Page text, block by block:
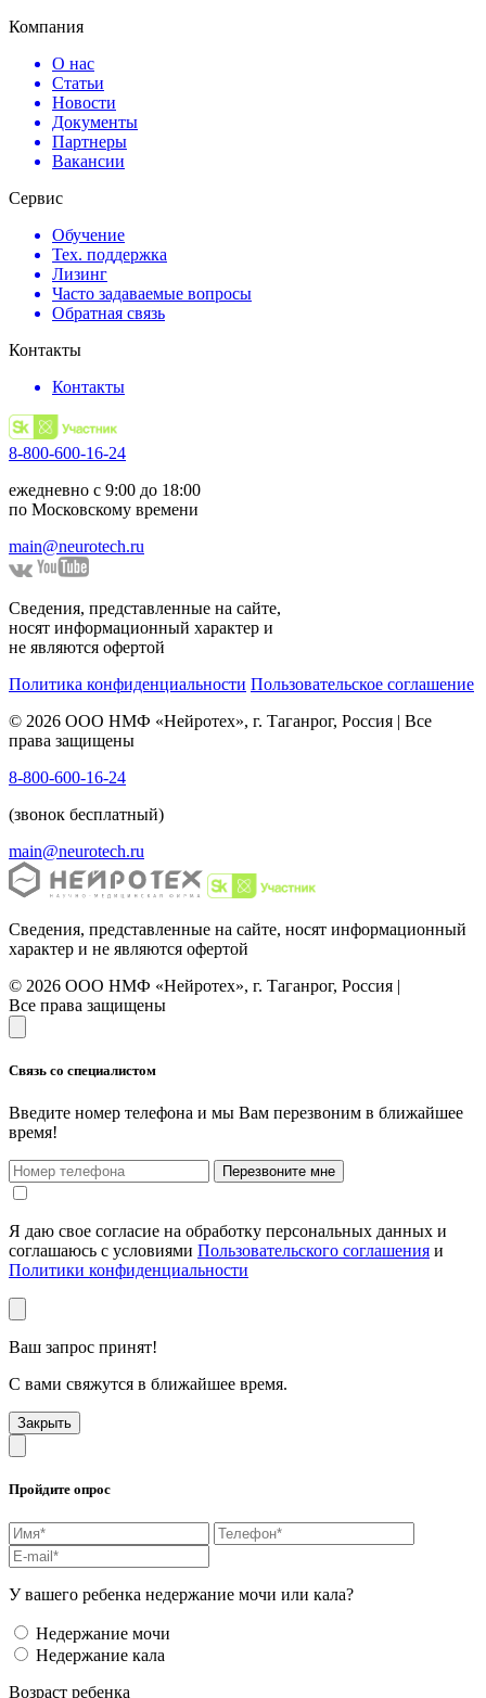
Компания
О нас
Статьи
Новости
Документы
Партнеры
Вакансии
Сервис
Обучение
Тех. поддержка
Лизинг
Часто задаваемые вопросы
Обратная связь
Контакты
Контакты
8-800-600-16-24
ежедневно с 9:00 до 18:00
по Московскому времени
main@neurotech.ru
Сведения, представленные на сайте,
носят информационный характер и
не являются офертой
Политика конфиденциальности Пользовательское соглашение
© 2026 ООО НМФ «Нейротех», г. Таганрог, Россия | Все
права защищены
8-800-600-16-24
(звонок бесплатный)
main@neurotech.ru
Сведения, представленные на сайте, носят информационный
характер и не являются офертой
© 2026 ООО НМФ «Нейротех», г. Таганрог, Россия |
Все права защищены
Связь со специалистом
Введите номер телефона и мы Вам перезвоним в ближайшее
время!
Перезвоните мне
Я даю свое согласие на обработку персональных данных и
соглашаюсь с условиями Пользовательского соглашения и
Политики конфиденциальности
Ваш запрос принят!
С вами свяжутся в ближайшее время.
Закрыть
Пройдите опрос
У вашего ребенка недержание мочи или кала?
Недержание мочи
Недержание кала
Возраст ребенка